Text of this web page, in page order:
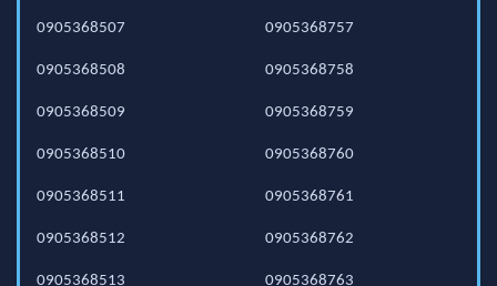
0905368507
0905368508
0905368509
0905368510
0905368511
0905368512
0905368513
0905368757
0905368758
0905368759
0905368760
0905368761
0905368762
0905368763